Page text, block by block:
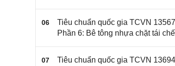
06
Tiêu chuẩn quốc gia TCVN
Phần 6: Bê tông nhựa chặt tái
07
Tiêu chuẩn quốc gia TCVN